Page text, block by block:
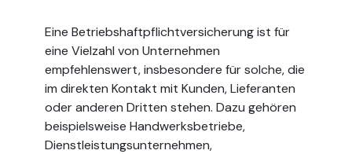
Eine Betriebshaftpflichtversicherung ist für
eine Vielzahl von Unternehmen
empfehlenswert, insbesondere für solche, die
im direkten Kontakt mit Kunden, Lieferanten
oder anderen Dritten stehen. Dazu gehören
beispielsweise Handwerksbetriebe,
Dienstleistungsunternehmen,